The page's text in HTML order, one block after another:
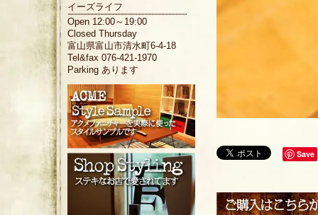
Save
イーズライフ
Open 12:00～19:00
Closed Thursday
富山県富山市清水町6-4-18
Tel&fax 076-421-1970
Parking あります